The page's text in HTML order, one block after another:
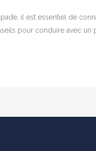
il est essentiel de
pour conduire avec un